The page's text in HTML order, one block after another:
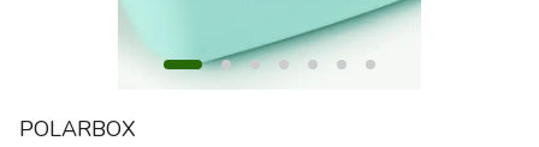
POLARBOX